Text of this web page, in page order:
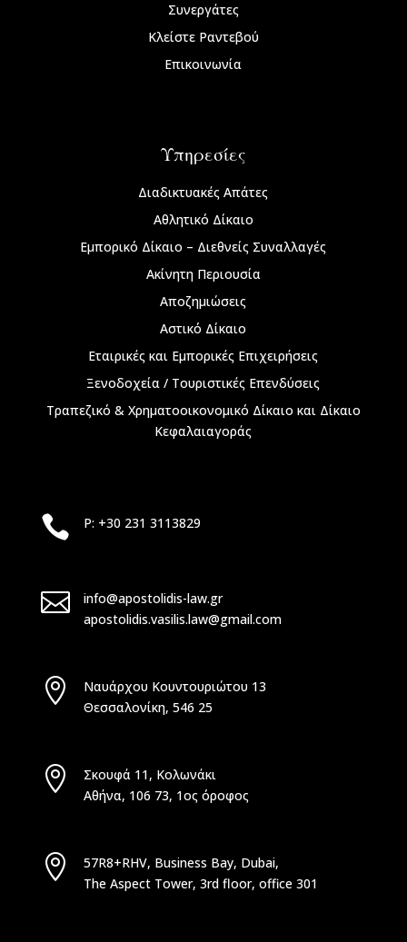
Συνεργάτες
Κλείστε Ραντεβού
Επικοινωνία
Υπηρεσίες
Διαδικτυακές Απάτες
Αθλητικό Δίκαιο
Εμπορικό Δίκαιο – Διεθνείς Συναλλαγές
Ακίνητη Περιουσία
Αποζημιώσεις
Αστικό Δίκαιο
Εταιρικές και Εμπορικές Επιχειρήσεις
Ξενοδοχεία / Τουριστικές Επενδύσεις
Τραπεζικό & Χρηματοοικονομικό Δίκαιο και Δίκαιο
Κεφαλαιαγοράς
 P: +30 231 3113829

info@apostolidis-law.gr
apostolidis.vasilis.law@gmail.com

Ναυάρχου Κουντουριώτου 13
Θεσσαλονίκη, 546 25

Σκουφά 11, Κολωνάκι
Αθήνα, 106 73, 1ος όροφος

57R8+RHV, Business Bay, Dubai,
The Aspect Tower, 3rd floor, office 301